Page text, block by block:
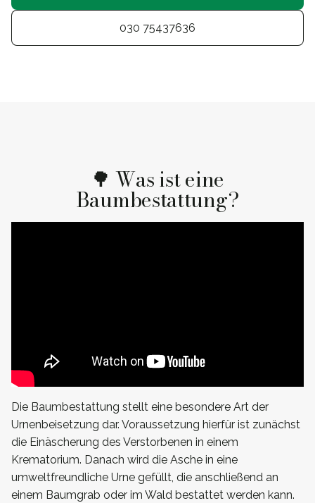
030 75437636
🌳 Was ist eine
Baumbestattung?
Die Baumbestattung stellt eine besondere Art der
Urnenbeisetzung dar. Voraussetzung hierfür ist zunächst
die Einäscherung des Verstorbenen in einem
Krematorium. Danach wird die Asche in eine
umweltfreundliche Urne gefüllt, die anschließend an
einem Baumgrab oder im Wald bestattet werden kann.